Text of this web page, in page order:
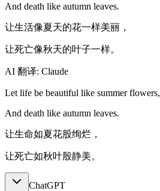
And death like autumn leaves.
让生活像夏天的花一样美丽，
让死亡像秋天的叶子一样。
AI 翻译: Claude
Let life be beautiful like summer flowers,
And death like autumn leaves.
让生命如夏花股绚烂，
让死亡如秋叶殷静美。
ChatGPT